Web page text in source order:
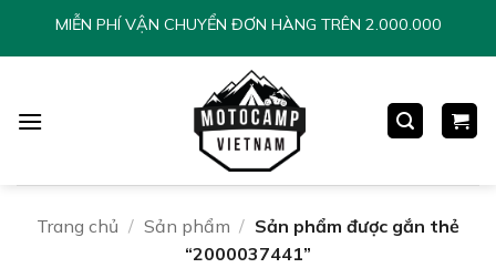
ChuyểnMIỄN PHÍ VẬN CHUYỂN ĐƠN HÀNG TRÊN 2.000.000
Trang chủ / Sản phẩm / Sản phẩm được gắn thẻ
“2000037441”